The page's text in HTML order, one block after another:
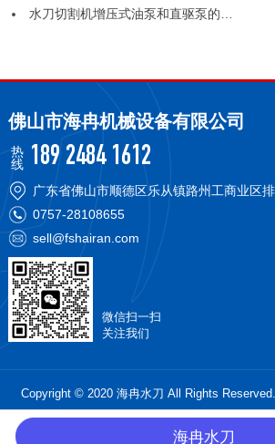
水刀切割机增压式油泵和直驱泵的…
佛山市海冉机械设备有限公司
热
线 189 2484 1612
广东省佛山市顺德区乐从镇路州工商业区
0757-28108655
sell@fshairan.com
微信扫一扫
关注我们
Copyright © 2020 海冉水刀 All Rights Reserved.
海冉水刀